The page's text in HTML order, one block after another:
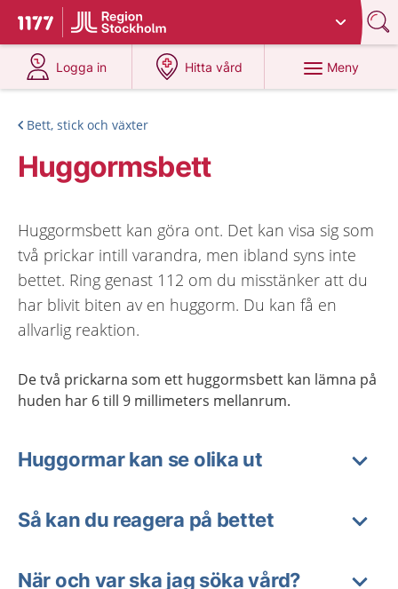
Till startsidan för 1177
Du har valt region
Logga in
på 1177.se
Hitta vård
på 1177.se
Meny
Bett, stick och växter
Huggormsbett
Huggormsbett kan göra ont. Det kan visa sig som
två prickar intill varandra, men ibland syns inte
bettet. Ring genast 112 om du misstänker att du
har blivit biten av en huggorm. Du kan få en
allvarlig reaktion.
De två prickarna som ett huggormsbett kan lämna på
huden har 6 till 9 millimeters mellanrum.
Huggormar kan se olika ut
Så kan du reagera på bettet
När och var ska jag söka vård?